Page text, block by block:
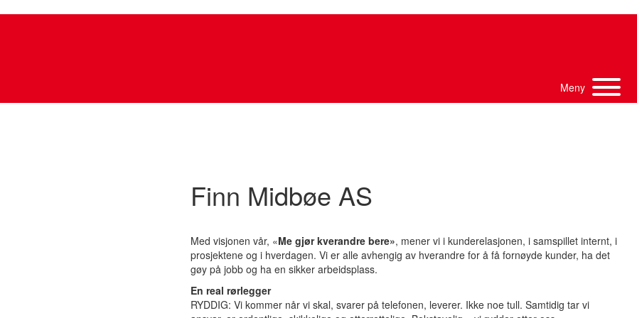
Meny
Finn Midbøe AS
Med visjonen vår, «Me gjør kverandre bere», mener vi i kunderelasjonen, i samspillet internt, i
prosjektene og i hverdagen. Vi er alle avhengig av hverandre for å få fornøyde kunder, ha det
gøy på jobb og ha en sikker arbeidsplass.
En real rørlegger
RYDDIG: Vi kommer når vi skal, svarer på telefonen, leverer. Ikke noe tull. Samtidig tar vi